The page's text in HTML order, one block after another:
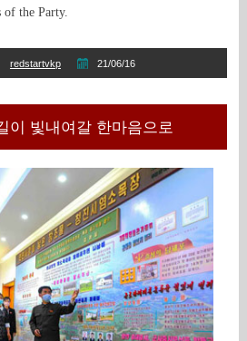
of the Party.
redstartvkp 21/06/16
이 빛내여갈 한마음으로